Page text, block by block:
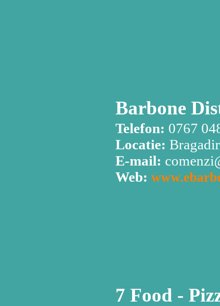
Barbone
Telefon: 0767
Locatie:
E-mail:
Web:
7 Food -